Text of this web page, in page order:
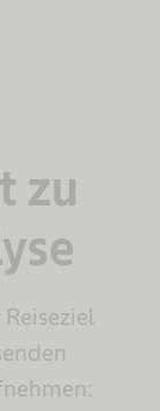
zu